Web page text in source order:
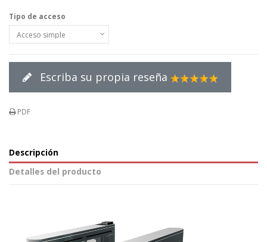
Tipo de acceso
Escriba su propia reseña
PDF
Descripción
Detalles del producto